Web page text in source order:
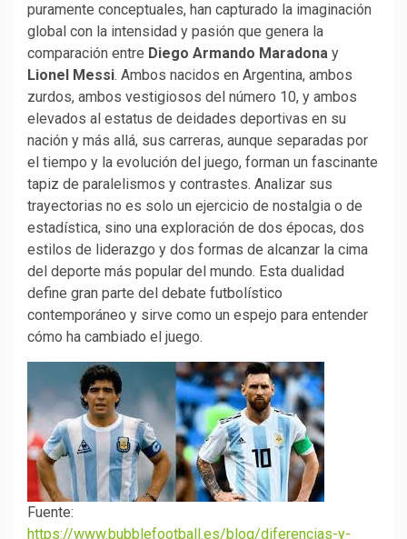
puramente conceptuales, han capturado la imaginación
global con la intensidad y pasión que genera la
comparación entre Diego Armando Maradona y
Lionel Messi. Ambos nacidos en Argentina, ambos
zurdos, ambos vestigiosos del número 10, y ambos
elevados al estatus de deidades deportivas en su
nación y más allá, sus carreras, aunque separadas por
el tiempo y la evolución del juego, forman un fascinante
tapiz de paralelismos y contrastes. Analizar sus
trayectorias no es solo un ejercicio de nostalgia o de
estadística, sino una exploración de dos épocas, dos
estilos de liderazgo y dos formas de alcanzar la cima
del deporte más popular del mundo. Esta dualidad
define gran parte del debate futbolístico
contemporáneo y sirve como un espejo para entender
cómo ha cambiado el juego.
Fuente:
https://www.bubblefootball.es/blog/diferencias-y-